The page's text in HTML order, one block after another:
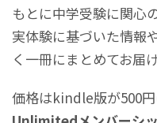
もとに中学受験に関心
実体験に基づいた情報
く一冊にまとめてお届
価格はkindle版が500円